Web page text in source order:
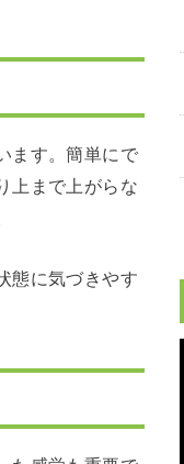
ます。簡単にで
上まで上がらな
態に気づきやす